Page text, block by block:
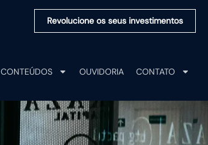
Revolucione os seus investimentos
CONTEÚDOS OUVIDORIA CONTATO